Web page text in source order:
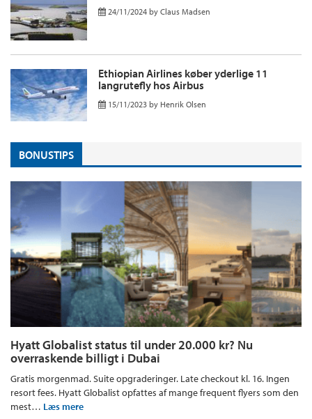
24/11/2024 by Claus Madsen
Ethiopian Airlines køber yderlige 11
langrutefly hos Airbus
15/11/2023 by Henrik Olsen
BONUSTIPS
Hyatt Globalist status til under 20.000 kr? Nu
overraskende billigt i Dubai
Gratis morgenmad. Suite opgraderinger. Late checkout kl. 16. Ingen
resort fees. Hyatt Globalist opfattes af mange frequent flyers som den
mest… Læs mere